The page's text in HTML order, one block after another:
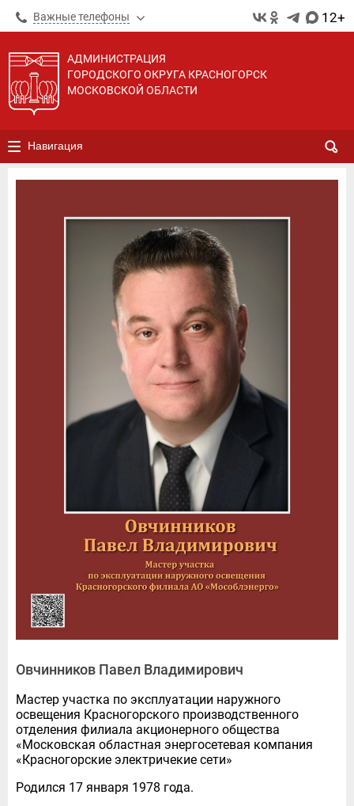
Важные телефоны 12+
АДМИНИСТРАЦИЯ
ГОРОДСКОГО ОКРУГА КРАСНОГОРСК
МОСКОВСКОЙ ОБЛАСТИ
Навигация
Овчинников Павел Владимирович
Мастер участка по эксплуатации наружного
освещения Красногорского производственного
отделения филиала акционерного общества
«Московская областная энергосетевая компания
«Красногорские электричекие сети»
Родился 17 января 1978 года.